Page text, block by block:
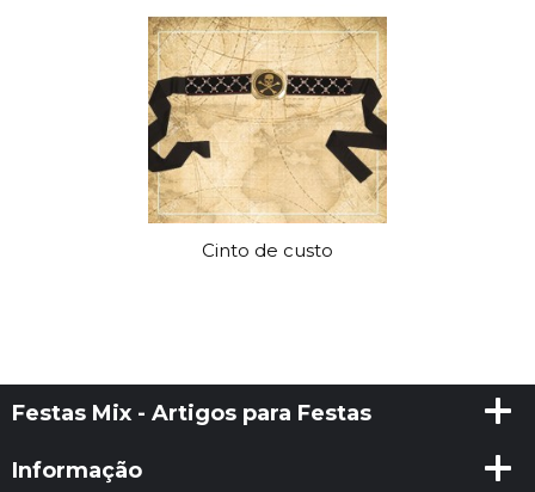
Cinto de custo
Festas Mix - Artigos para Festas
Informação